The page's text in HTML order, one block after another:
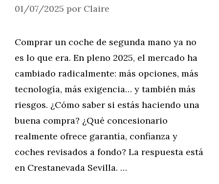
01/07/2025 por Claire
Comprar un coche de segunda mano ya no
es lo que era. En pleno 2025, el mercado ha
cambiado radicalmente: más opciones, más
tecnología, más exigencia… y también más
riesgos. ¿Cómo saber si estás haciendo una
buena compra? ¿Qué concesionario
realmente ofrece garantía, confianza y
coches revisados a fondo? La respuesta está
en Crestanevada Sevilla. …